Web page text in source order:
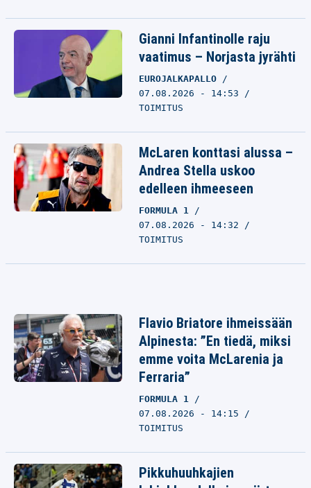
Gianni Infantinolle raju
vaatimus – Norjasta jyrähti
EUROJALKAPALLO
07.08.2026 - 14:53
TOIMITUS
McLaren konttasi alussa –
Andrea Stella uskoo
edelleen ihmeeseen
FORMULA 1
07.08.2026 - 14:32
TOIMITUS
Flavio Briatore ihmeissään
Alpinesta: ”En tiedä, miksi
emme voita McLarenia ja
Ferraria”
FORMULA 1
07.08.2026 - 14:15
TOIMITUS
Pikkuhuuhkajien